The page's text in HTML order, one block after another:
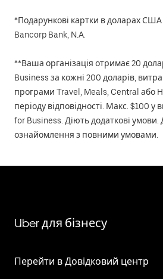
*Подарункові картки в доларах
Bancorp Bank, N.A.
**Ваша організація отримає 20
Business за кожні 200 доларів,
програми Travel, Meals, Central або
періоду відповідності. Макс. $100 у
for Business. Діють додаткові умови.
ознайомлення з повними умовами.
Uber для бізнесу
Перейти в Довідковий центр